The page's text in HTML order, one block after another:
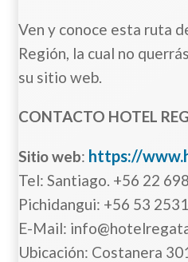
Ven y conoce esta ruta
Región, la cual no
su sitio web.
CONTACTO HOTEL
Sitio web: https://
Tel: Santiago. +56 22
Pichidangui: +56 53
E-Mail:
Ubicación: Costanera